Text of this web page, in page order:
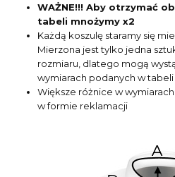
WAŻNE!!! Aby otrzymać
tabeli mnożymy x2
Każdą koszulę staramy się
Mierzona jest tylko jedna
rozmiaru, dlatego mogą
wymiarach podanych w tabeli
Większe różnice w
w formie reklamacji